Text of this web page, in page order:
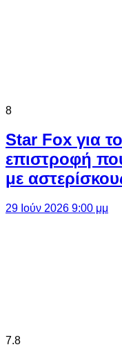
8
Star Fox για
επιστροφή
με
29 Ιούν 2026 9:00 μμ
7.8